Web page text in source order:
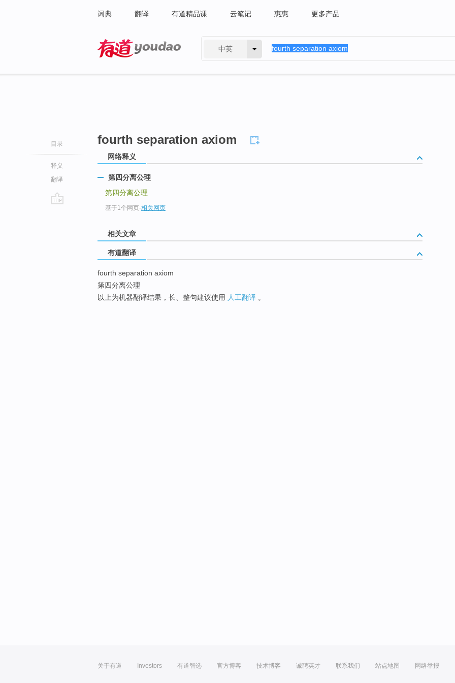
词典 翻译 有道精品课 云笔记 惠惠 更多产品
中英
目录
释义
翻译
fourth separation axiom
网络释义
第四分离公理
第四分离公理
基于1个网页-相关网页
相关文章
有道翻译
fourth separation axiom
第四分离公理
以上为机器翻译结果，长、整句建议使用 人工翻译 。
关于有道 Investors 有道智选 官方博客 技术博客 诚聘英才 联系我们 站点地图 网络举报